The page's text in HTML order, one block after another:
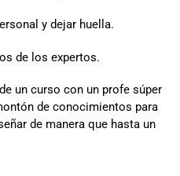
y dejar huella.
de los expertos.
un curso con un profe súper
de conocimientos para
de manera que hasta un